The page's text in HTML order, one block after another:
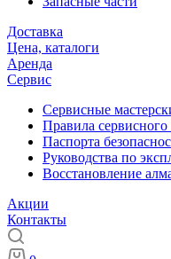
Доставка
Цена, каталоги
Аренда
Сервис
Сервисные
Правила
Паспорта
Руководства по
Восстановление
Акции
Контакты